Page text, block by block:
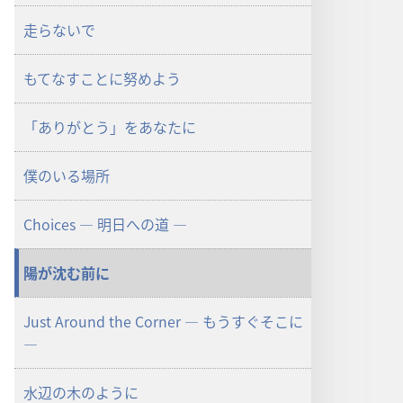
走らないで
もてなすことに努めよう
「ありがとう」をあなたに
僕のいる場所
Choices ― 明日への道 ―
陽が沈む前に
Just Around the Corner ― もうすぐそこに
―
水辺の木のように